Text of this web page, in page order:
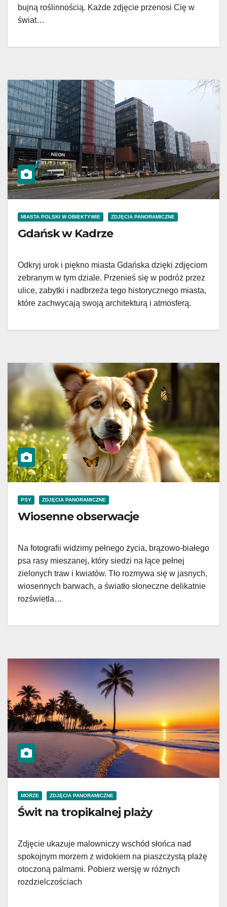
bujną roślinnością. Każde zdjęcie przenosi Cię w
świat…
MIASTA POLSKI W OBIEKTYWIE ZDJĘCIA PANORAMICZNE
Gdańsk w Kadrze
Odkryj urok i piękno miasta Gdańska dzięki zdjęciom
zebranym w tym dziale. Przenieś się w podróż przez
ulice, zabytki i nadbrzeża tego historycznego miasta,
które zachwycają swoją architekturą i atmosferą.
PSY ZDJĘCIA PANORAMICZNE
Wiosenne obserwacje
Na fotografii widzimy pełnego życia, brązowo-białego
psa rasy mieszanej, który siedzi na łące pełnej
zielonych traw i kwiatów. Tło rozmywa się w jasnych,
wiosennych barwach, a światło słoneczne delikatnie
rozświetla…
MORZE ZDJĘCIA PANORAMICZNE
Świt na tropikalnej plaży
Zdjęcie ukazuje malowniczy wschód słońca nad
spokojnym morzem z widokiem na piaszczystą plażę
otoczoną palmami. Pobierz wersję w różnych
rozdzielczościach